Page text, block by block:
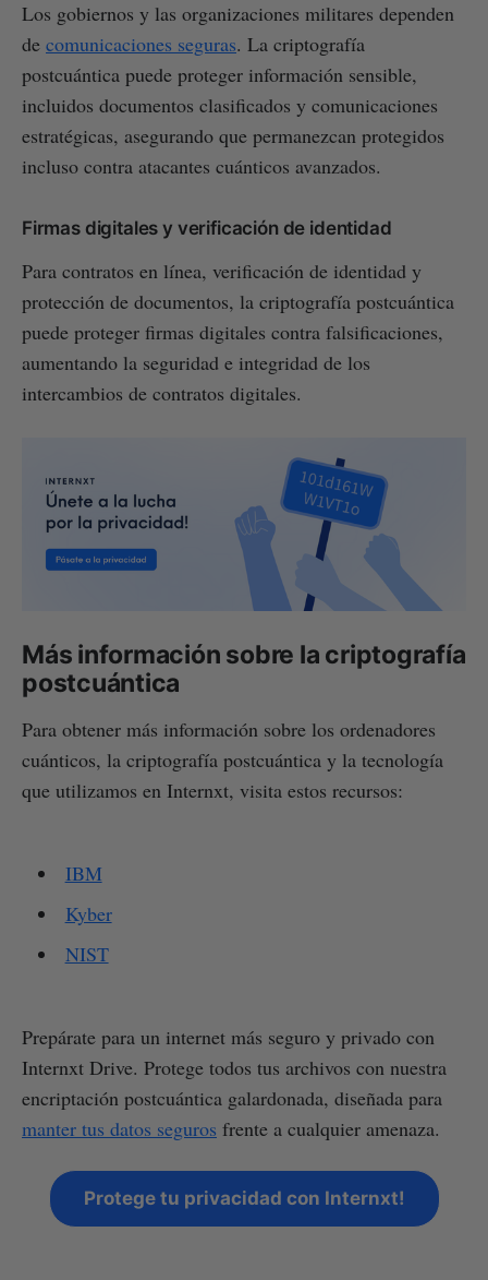
Los gobiernos y las organizaciones militares dependen
de comunicaciones seguras. La criptografía
postcuántica puede proteger información sensible,
incluidos documentos clasificados y comunicaciones
estratégicas, asegurando que permanezcan protegidos
incluso contra atacantes cuánticos avanzados.
Firmas digitales y verificación de identidad
Para contratos en línea, verificación de identidad y
protección de documentos, la criptografía postcuántica
puede proteger firmas digitales contra falsificaciones,
aumentando la seguridad e integridad de los
intercambios de contratos digitales.
Más información sobre la criptografía
postcuántica
Para obtener más información sobre los ordenadores
cuánticos, la criptografía postcuántica y la tecnología
que utilizamos en Internxt, visita estos recursos:
IBM
Kyber
NIST
Prepárate para un internet más seguro y privado con
Internxt Drive. Protege todos tus archivos con nuestra
encriptación postcuántica galardonada, diseñada para
manter tus datos seguros frente a cualquier amenaza.
Protege tu privacidad con Internxt!